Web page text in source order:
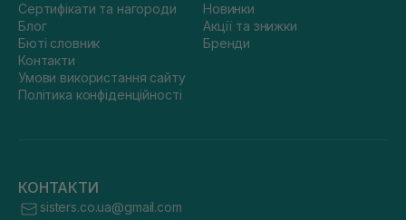
Сертифікати та нагороди
Блог
Бюті словник
Контакти
Умови використання сайту
Політика конфіденційності
Новинки
Акції та знижки
Бренди
КОНТАКТИ
sisters.co.ua@gmail.com